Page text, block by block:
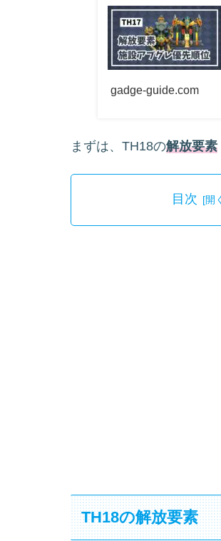
gadge-guide.com
まずは、TH18の解放要素
目次
TH18の解放要素